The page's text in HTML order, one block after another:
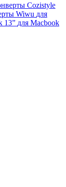
Cozistyle
Wiwu для
13ˮ для Macbook